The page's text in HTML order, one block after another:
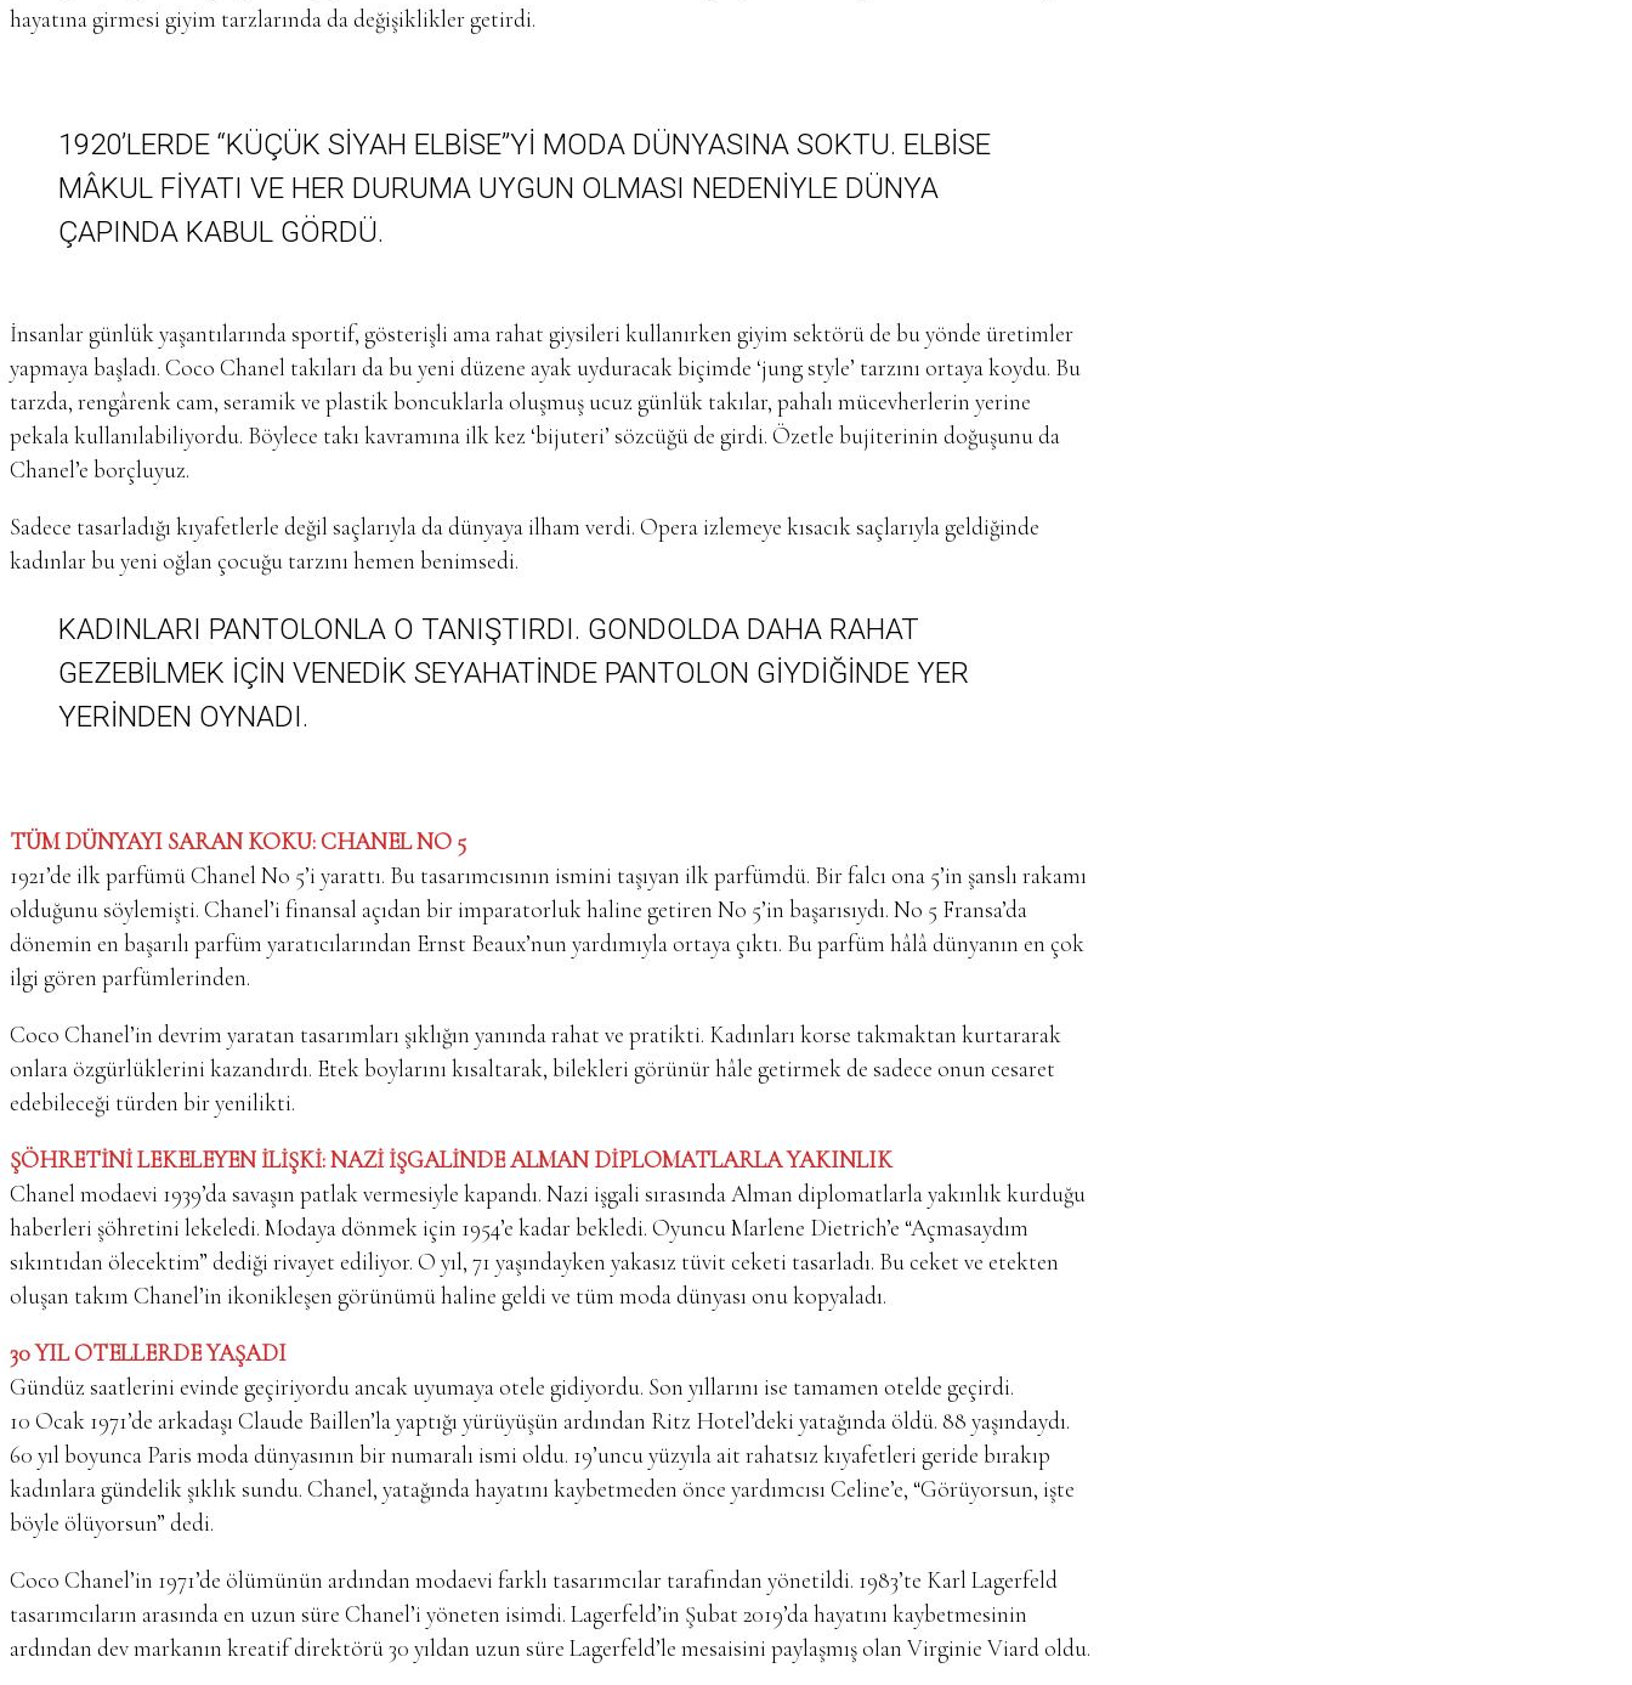
hayatına girmesi giyim tarzlarında da değişiklikler getirdi.
1920’LERDE “KÜÇÜK SIYAH ELBISE”YI MODA DÜNYASINA SOKTU. ELBISE
MÂKUL FIYATI VE HER DURUMA UYGUN OLMASI NEDENIYLE DÜNYA
ÇAPINDA KABUL GÖRDÜ.
İnsanlar günlük yaşantılarında sportif, gösterişli ama rahat giysileri kullanırken giyim sektörü de bu yönde üretimler
yapmaya başladı. Coco Chanel takıları da bu yeni düzene ayak uyduracak biçimde ‘jung style’ tarzını ortaya koydu. Bu
tarzda, rengârenk cam, seramik ve plastik boncuklarla oluşmuş ucuz günlük takılar, pahalı mücevherlerin yerine
pekala kullanılabiliyordu. Böylece takı kavramına ilk kez ‘bijuteri’ sözcüğü de girdi. Özetle bujiterinin doğuşunu da
Chanel’e borçluyuz.
Sadece tasarladığı kıyafetlerle değil saçlarıyla da dünyaya ilham verdi. Opera izlemeye kısacık saçlarıyla geldiğinde
kadınlar bu yeni oğlan çocuğu tarzını hemen benimsedi.
KADINLARI PANTOLONLA O TANIŞTIRDI. GONDOLDA DAHA RAHAT
GEZEBILMEK IÇIN VENEDIK SEYAHATINDE PANTOLON GIYDIĞINDE YER
YERINDEN OYNADI.
TÜM DÜNYAYI SARAN KOKU: CHANEL NO 5
1921’de ilk parfümü Chanel No 5’i yarattı. Bu tasarımcısının ismini taşıyan ilk parfümdü. Bir falcı ona 5’in şanslı rakamı
olduğunu söylemişti. Chanel’i finansal açıdan bir imparatorluk haline getiren No 5’in başarısıydı. No 5 Fransa’da
dönemin en başarılı parfüm yaratıcılarından Ernst Beaux’nun yardımıyla ortaya çıktı. Bu parfüm hâlâ dünyanın en çok
ilgi gören parfümlerinden.
Coco Chanel’in devrim yaratan tasarımları şıklığın yanında rahat ve pratikti. Kadınları korse takmaktan kurtararak
onlara özgürlüklerini kazandırdı. Etek boylarını kısaltarak, bilekleri görünür hâle getirmek de sadece onun cesaret
edebileceği türden bir yenilikti.
ŞÖHRETİNİ LEKELEYEN İLİŞKİ: NAZİ İŞGALİNDE ALMAN DİPLOMATLARLA YAKINLIK
Chanel modaevi 1939’da savaşın patlak vermesiyle kapandı. Nazi işgali sırasında Alman diplomatlarla yakınlık kurduğu
haberleri şöhretini lekeledi. Modaya dönmek için 1954’e kadar bekledi. Oyuncu Marlene Dietrich’e “Açmasaydım
sıkıntıdan ölecektim” dediği rivayet ediliyor. O yıl, 71 yaşındayken yakasız tüvit ceketi tasarladı. Bu ceket ve etekten
oluşan takım Chanel’in ikonikleşen görünümü haline geldi ve tüm moda dünyası onu kopyaladı.
30 YIL OTELLERDE YAŞADI
Gündüz saatlerini evinde geçiriyordu ancak uyumaya otele gidiyordu. Son yıllarını ise tamamen otelde geçirdi.
10 Ocak 1971’de arkadaşı Claude Baillen’la yaptığı yürüyüşün ardından Ritz Hotel’deki yatağında öldü. 88 yaşındaydı.
60 yıl boyunca Paris moda dünyasının bir numaralı ismi oldu. 19’uncu yüzyıla ait rahatsız kıyafetleri geride bırakıp
kadınlara gündelik şıklık sundu. Chanel, yatağında hayatını kaybetmeden önce yardımcısı Celine’e, “Görüyorsun, işte
böyle ölüyorsun” dedi.
Coco Chanel’in 1971’de ölümünün ardından modaevi farklı tasarımcılar tarafından yönetildi. 1983’te Karl Lagerfeld
tasarımcıların arasında en uzun süre Chanel’i yöneten isimdi. Lagerfeld’in Şubat 2019’da hayatını kaybetmesinin
ardından dev markanın kreatif direktörü 30 yıldan uzun süre Lagerfeld’le mesaisini paylaşmış olan Virginie Viard oldu.